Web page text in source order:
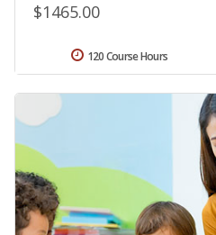
$1465.00
120 Course Hours